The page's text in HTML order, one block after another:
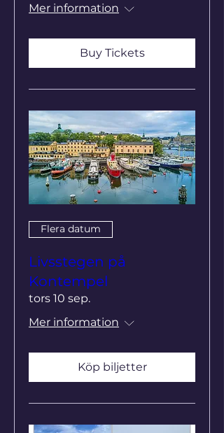
Mer information
Buy Tickets
Flera datum
Livsstegen på
Kontempel
tors 10 sep.
Mer information
Köp biljetter